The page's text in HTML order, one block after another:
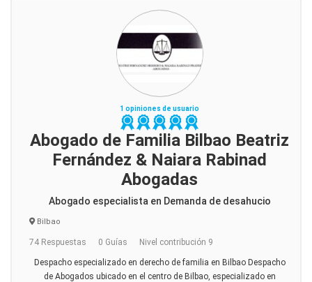
1 opiniones de usuario
Abogado de Familia Bilbao Beatriz
Fernández & Naiara Rabinad
Abogadas
Abogado especialista en Demanda de desahucio
Bilbao
74 Respuestas 0 Guías Nivel contribución 9
Despacho especializado en derecho de familia en Bilbao Despacho
de Abogados ubicado en el centro de Bilbao, especializado en